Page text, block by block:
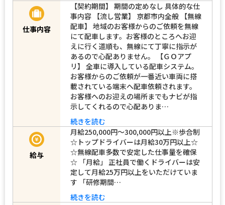
仕事内容
【契約期間】 期間の定めなし 具体的な仕
事内容 【流し営業】 京都市内全般 【無線
配車】 地域のお客様からのご依頼を無線
にて配車します。お客様のところへお迎
えに行く道順も、無線にて丁寧に指示が
あるので心配ありません。 【ＧＯアプ
リ】 全車に導入している配車システム。
お客様からのご依頼が一番近い車両に搭
載されている端末へ配車依頼されます。
お客様へのお迎えの場所までもナビが指
示してくれるので心配ありま…
続きを読む
給与
月給250,000円～300,000円以上※歩合制
☆トップドライバーは月給30万円以上☆
☆無線配車多数で安定した仕事量を確保
☆ 「月給」 正社員で働くドライバーは安
定して月給25万円以上をいただけていま
す 「研修期間…
続きを読む